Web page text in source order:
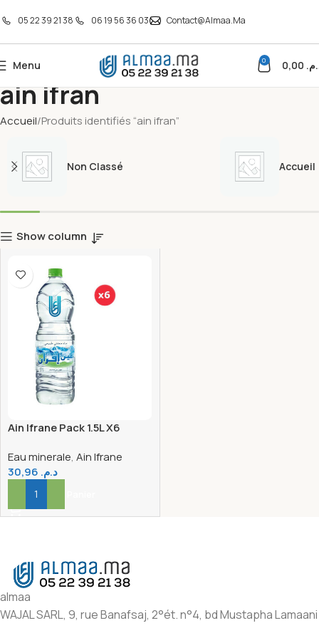
05 22 39 21 38 06 19 56 36 03 Contact@almaa.ma
Menu 0
ain ifran
Accueil Produits identifiés “ain ifran”
Non Classé Accueil
Show column
Ain Ifrane Pack 1.5L X6
Eau minerale, Ain Ifrane
د.م.
Ajouter Au Panier
almaa
WAJAL SARL, 9, rue Banafsaj, 2°ét. n°4, bd Mustapha Lamaani